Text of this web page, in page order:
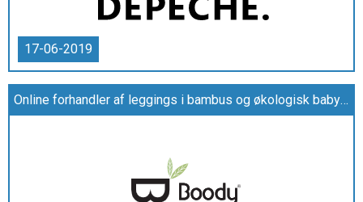
17-06-2019
Online forhandler af leggings i bambus og økologisk babytøj i bambus